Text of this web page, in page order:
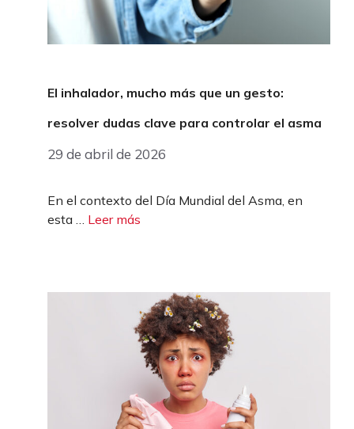
El inhalador, mucho más que un gesto:
resolver dudas clave para controlar el asma
29 de abril de 2026
En el contexto del Día Mundial del Asma, en
esta … Leer más